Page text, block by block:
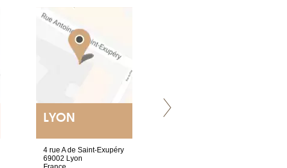
LYON
4 rue A de Saint-Exupéry
69002 Lyon